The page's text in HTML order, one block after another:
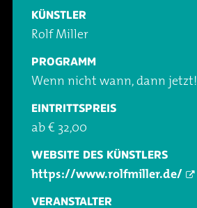
Party
Vorträge & Lesungen
Kafé Klinker
Barrierefreiheit
FAQ – Fragen & Antworten
Kontakt
Downloads
Jobs
Ansprechpartner
Buchungsanfrage
KÜNSTLER
Rolf Miller
PROGRAMM
Wenn nicht wann, dann jetzt!
EINTRITTSPREIS
ab € 32,00
WEBSITE DES KÜNSTLERS
https://www.rolfmiller.de/
VERANSTALTER